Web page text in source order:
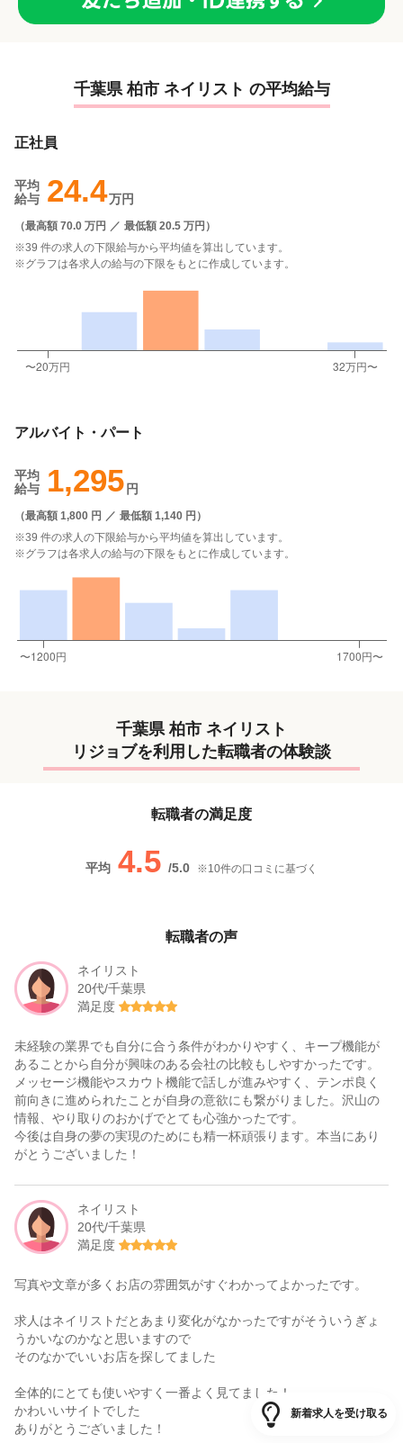
千葉県 柏市 ネイリスト の平均給与
正社員
平均
給与 24.4万円
（最高額 70.0 万円 ／ 最低額 20.5 万円 ）
※39 件の求人の下限給与から平均値を算出しています。
※グラフは各求人の給与の下限をもとに作成しています。
アルバイト・パート
平均
給与
1,295円
（最高額 1,800 円 ／ 最低額 1,140 円 ）
※39 件の求人の下限給与から平均値を算出しています。
※グラフは各求人の給与の下限をもとに作成しています。
千葉県 柏市 ネイリスト
リジョブを利用した転職者の体験談
転職者の満足度
平均 4.5 /5.0 ※10件の口コミに基づく
転職者の声
ネイリスト
20代/千葉県
満足度
未経験の業界でも自分に合う条件がわかりやすく、キープ機能が
あることから自分が興味のある会社の比較もしやすかったです。
メッセージ機能やスカウト機能で話しが進みやすく、テンポ良く
前向きに進められたことが自身の意欲にも繋がりました。沢山の
情報、やり取りのおかげでとても心強かったです。
今後は自身の夢の実現のためにも精一杯頑張ります。本当にあり
がとうございました！
ネイリスト
20代/千葉県
満足度
写真や文章が多くお店の雰囲気がすぐわかってよかったです。
求人はネイリストだとあまり変化がなかったですがそういうぎょ
うかいなのかなと思いますので
そのなかでいいお店を探してました
全体的にとても使いやすく一番よく見てました！
かわいいサイトでした
ありがとうございました！
新着求人を受け取る